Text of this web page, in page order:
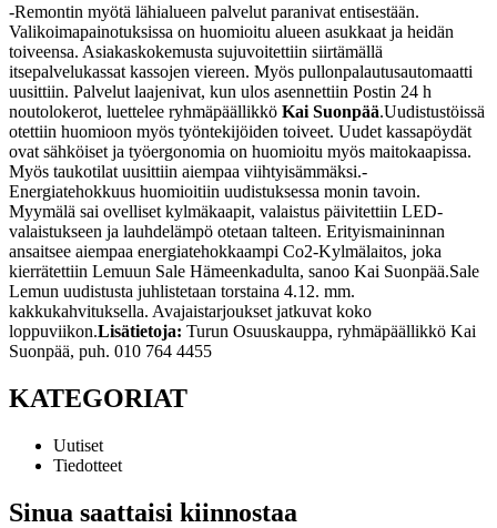
-Remontin myötä lähialueen palvelut paranivat entisestään.
Valikoimapainotuksissa on huomioitu alueen asukkaat ja heidän
toiveensa. Asiakaskokemusta sujuvoitettiin siirtämällä
itsepalvelukassat kassojen viereen. Myös pullonpalautusautomaatti
uusittiin. Palvelut laajenivat, kun ulos asennettiin Postin 24 h
noutolokerot, luettelee ryhmäpäällikkö Kai Suonpää.Uudistustöissä
otettiin huomioon myös työntekijöiden toiveet. Uudet kassapöydät
ovat sähköiset ja työergonomia on huomioitu myös maitokaapissa.
Myös taukotilat uusittiin aiempaa viihtyisämmäksi.-
Energiatehokkuus huomioitiin uudistuksessa monin tavoin.
Myymälä sai ovelliset kylmäkaapit, valaistus päivitettiin LED-
valaistukseen ja lauhdelämpö otetaan talteen. Erityismaininnan
ansaitsee aiempaa energiatehokkaampi Co2-Kylmälaitos, joka
kierrätettiin Lemuun Sale Hämeenkadulta, sanoo Kai Suonpää.Sale
Lemun uudistusta juhlistetaan torstaina 4.12. mm.
kakkukahvituksella. Avajaistarjoukset jatkuvat koko
loppuviikon.Lisätietoja: Turun Osuuskauppa, ryhmäpäällikkö Kai
Suonpää, puh. 010 764 4455
KATEGORIAT
Uutiset
Tiedotteet
Sinua saattaisi kiinnostaa